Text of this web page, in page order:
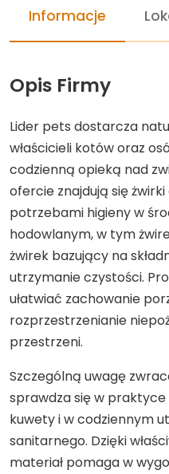
Informacje
Opis Firmy
Lider pets dostarcza
właścicieli kotów oraz
codzienną opieką nad
ofercie znajdują się
potrzebami higieny w
hodowlanym, w tym
żwirek bazujący na
utrzymanie czystości.
ułatwiać zachowanie
rozprzestrzenianie
przestrzeni.
Szczególną uwagę
sprawdza się w praktyce
kuwety i w codziennym
sanitarnego. Dzięki
materiał pomaga w